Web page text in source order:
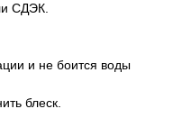
СДЭК.
и не боится воды
блеск.